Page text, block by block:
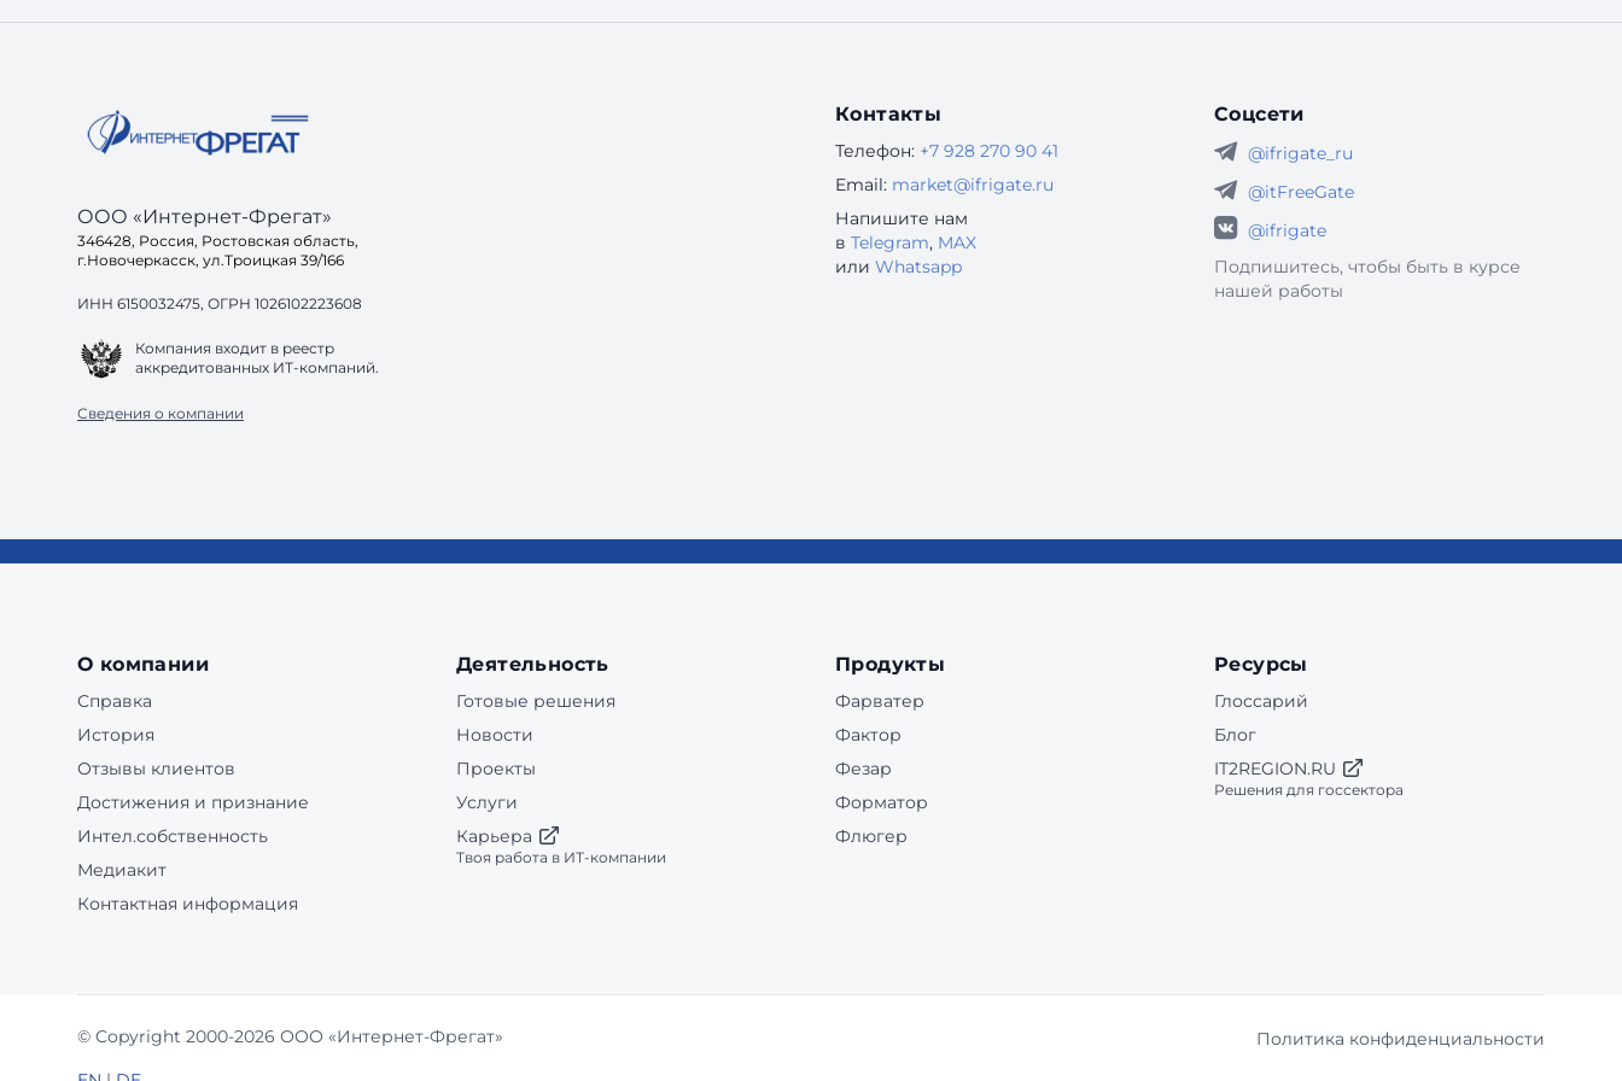
готов ли ваш са
доходят до конца». «Поддержка завалена
Но на практике требования распространяются
ООО «Интернет-Фрегат»
346428, Россия, Ростовская область,
г.Новочеркасск, ул.Троицкая 39/166
ИНН 6150032475, ОГРН 1026102223608
Компания входит в реестр
аккредитованных ИТ-компаний.
Сведения о компании
Контакты
Телефон: +7 928 270 90 41
Email: market@ifrigate.ru
Напишите нам
в Telegram, MAX
или Whatsapp
Соцсети
@ifrigate_ru
@itFreeGate
@ifrigate
Подпишитесь, чтобы быть в курсе
нашей работы
О компании
Справка
История
Отзывы клиентов
Достижения и признание
Интел.собственность
Медиакит
Контактная информация
Деятельность
Готовые решения
Новости
Проекты
Услуги
Карьера
Твоя работа в ИТ-компании
Продукты
Фарватер
Фактор
Фезар
Форматор
Флюгер
Ресурсы
Глоссарий
Блог
IT2REGION.RU
Решения для госсектора
© Copyright 2000-2026 ООО «Интернет-Фрегат»
Политика конфиденциальности